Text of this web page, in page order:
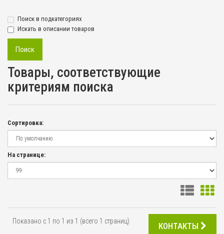
Поиск в подкатегориях
Искать в описании товаров
Товары, соответствующие
критериям поиска
Сортировка:
На странице:
Показано с 1 по 1 из 1 (всего 1 страниц) КОНТАКТЫ